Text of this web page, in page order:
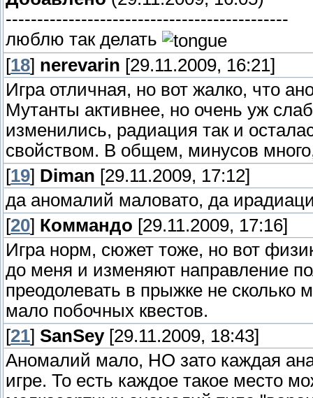
---------------------------------------------
люблю так делать
[18] nerevarin [29.11.2009, 16:21]
Игра отличная, но вот жалко, что
Мутанты активнее, но очень уж
изменились, радиация так и
свойством. В общем, минусов
[19] Diman [29.11.2009, 17:12]
да аномалий маловато, да
[20] Коммандо [29.11.2009, 17:16]
Игра норм, сюжет тоже, но вот
до меня и изменяют направление
преодолевать в прыжке не сколько
мало побочных квестов.
[21] SanSey[29.11.2009, 18:43]
Аномалий мало, НО зато каждая
игре. То есть каждое такое место